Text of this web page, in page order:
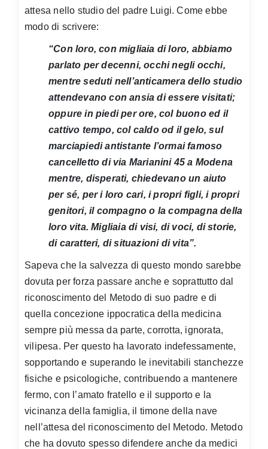
attesa nello studio del padre Luigi. Come ebbe
modo di scrivere:
“Con loro, con migliaia di loro, abbiamo
parlato per decenni, occhi negli occhi,
mentre seduti nell’anticamera dello studio
attendevano con ansia di essere visitati;
oppure in piedi per ore, col buono ed il
cattivo tempo, col caldo od il gelo, sul
marciapiedi antistante l’ormai famoso
cancelletto di via Marianini 45 a Modena
mentre, disperati, chiedevano un aiuto
per sé, per i loro cari, i propri figli, i propri
genitori, il compagno o la compagna della
loro vita. Migliaia di visi, di voci, di storie,
di caratteri, di situazioni di vita”.
Sapeva che la salvezza di questo mondo sarebbe
dovuta per forza passare anche e soprattutto dal
riconoscimento del Metodo di suo padre e di
quella concezione ippocratica della medicina
sempre più messa da parte, corrotta, ignorata,
vilipesa. Per questo ha lavorato indefessamente,
sopportando e superando le inevitabili stanchezze
fisiche e psicologiche, contribuendo a mantenere
fermo, con l’amato fratello e il supporto e la
vicinanza della famiglia, il timone della nave
nell’attesa del riconoscimento del Metodo. Metodo
che ha dovuto spesso difendere anche da medici